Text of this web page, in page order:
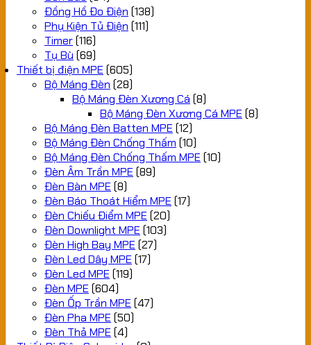
Đồng Hồ Đo Điện (138)
Phụ Kiện Tủ Điện (111)
Timer(116)
Tụ Bù (69)
Thiết bị điện MPE (605)
Bộ Máng Đèn (28)
Bộ Máng Đèn Xương Cá (8)
Bộ Máng Đèn Xương Cá MPE (8)
Bộ Máng Đèn Batten MPE (12)
Bộ Máng Đèn Chống Thấm (10)
Bộ Máng Đèn Chống Thấm MPE (10)
Đèn Âm Trần MPE (89)
Đèn Bàn MPE (8)
Đèn Báo Thoát Hiểm MPE (17)
Đèn Chiếu Điểm MPE (20)
Đèn Downlight MPE (103)
Đèn High Bay MPE (27)
Đèn Led Dây MPE (17)
Đèn Led MPE (119)
Đèn MPE (604)
Đèn Ốp Trần MPE (47)
Đèn Pha MPE (50)
Đèn Thả MPE (4)